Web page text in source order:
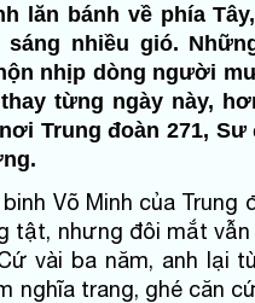
lăn bánh về phía
nhiều gió.
nhịp dòng người
từng ngày này,
Trung đoàn 271, Sư
Võ Minh của Trung
tật, nhưng đôi mắt vẫn
vài ba năm, anh lại
nghĩa trang, ghé căn